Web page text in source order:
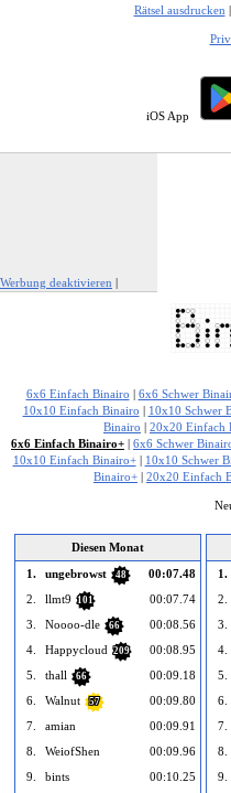
Rätsel ausdrucken |
iOS App
Werbung deaktivieren |
6x6 Einfach Binairo | 6x6 Schwer
10x10 Einfach Binairo | 10x10 Schwer
Binairo | 20x20 Einfach
6x6 Einfach Binairo+ | 6x6 Schwer
10x10 Einfach Binairo+| 10x10 Schwer
Binairo+ | 20x20 Einfach
Diesen Monat
1.
ungebrowst 48
00:07.48
2.
llmt9 101
00:07.74
3.
Noooo-dle 66
00:08.56
4.
Happycloud 209
00:08.95
5.
thall 66
00:09.18
6.
Walnut 57
00:09.80
7.
amian
00:09.91
8.
WeiofShen
00:09.96
9.
bints
00:10.25
1.
2.
3.
4.
5.
6.
7.
8.
9.